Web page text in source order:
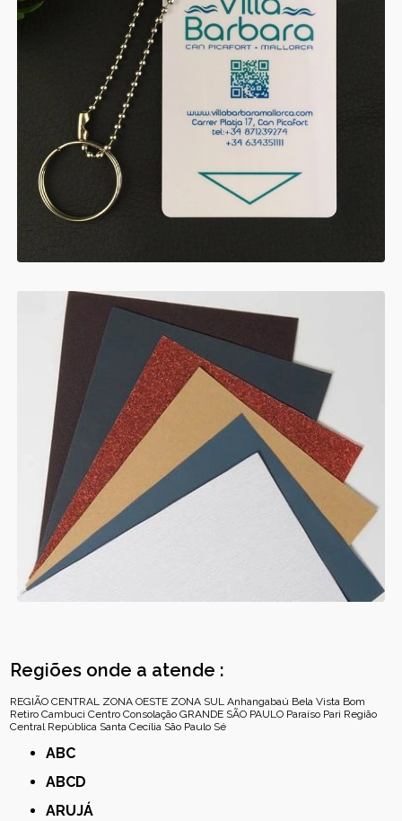
Regiões onde a atende :
REGIÃO CENTRAL ZONA OESTE ZONA SUL Anhangabaú Bela Vista Bom
Retiro Cambuci Centro Consolação GRANDE SÃO PAULO Paraíso Pari Região
Central República Santa Cecília São Paulo Sé
ABC
ABCD
ARUJÁ